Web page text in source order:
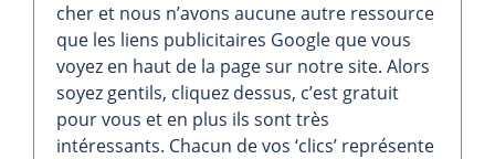
cher et nous n’avons aucune autre ressource
que les liens publicitaires Google que vous
voyez en haut de la page sur notre site. Alors
soyez gentils, cliquez dessus, c’est gratuit
pour vous et en plus ils sont très
intéressants. Chacun de vos ‘clics’ représente